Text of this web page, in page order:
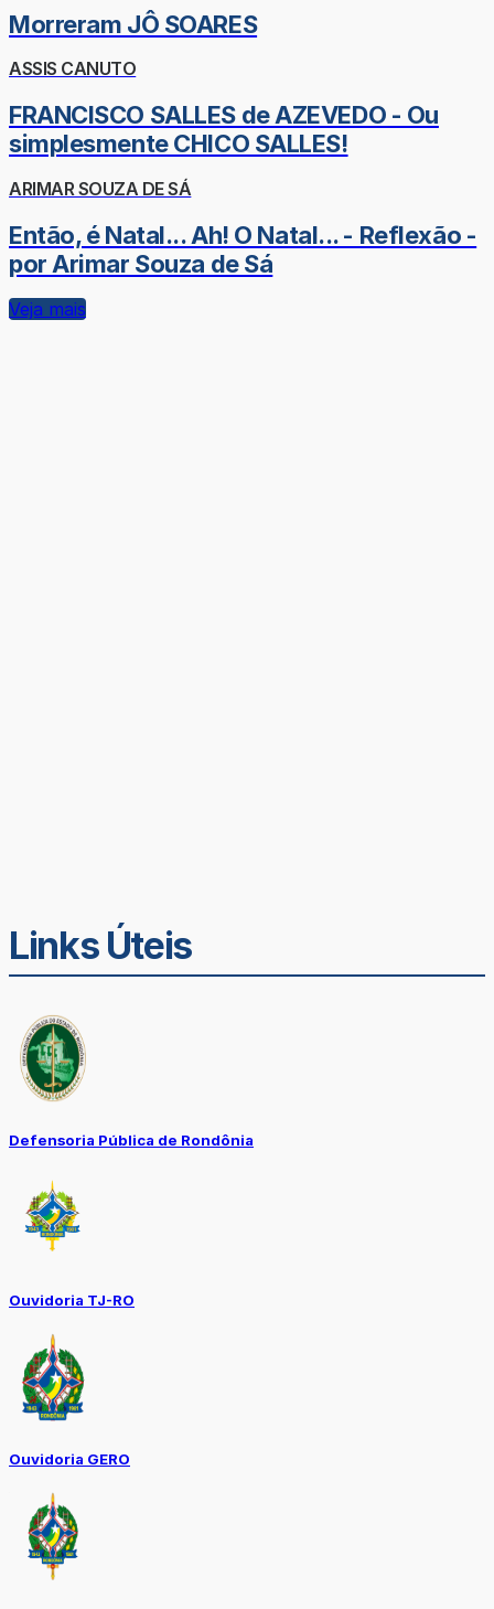
Morreram JÔ SOARES
ASSIS CANUTO
FRANCISCO SALLES de AZEVEDO - Ou
simplesmente CHICO SALLES!
ARIMAR SOUZA DE SÁ
Então, é Natal... Ah! O Natal... - Reflexão -
por Arimar Souza de Sá
Veja mais
Links Úteis
Defensoria Pública de Rondônia
Ouvidoria TJ-RO
Ouvidoria GERO